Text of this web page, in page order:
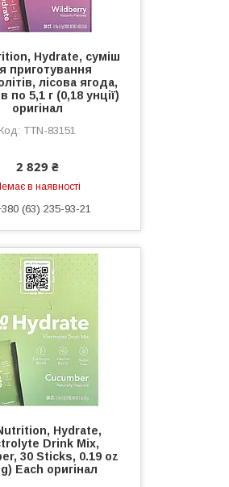
Hydrate, суміш
приготування
лісова ягода,
по 5,1 г (0,18 унції)
оригінал
TTN-83151
2 829 ₴
в наявності
(63) 235-93-21
Hydrate,
Drink Mix,
30 Sticks, 0.19 oz
Each оригінал